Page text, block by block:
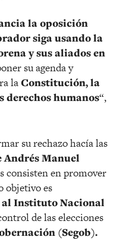
la oposición
siga usando la
y sus aliados en
su agenda y
laConstitución, la
derechos humanos“,
su rechazo hacía las
Andrés Manuel
consisten en promover
objetivo es
Instituto Nacional
de las elecciones
(Segob).